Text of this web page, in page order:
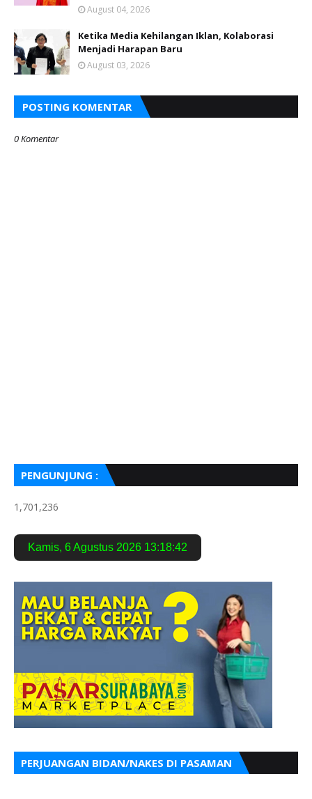
August 04, 2026
Ketika Media Kehilangan Iklan, Kolaborasi
Menjadi Harapan Baru
August 03, 2026
POSTING KOMENTAR
0 Komentar
PENGUNJUNG :
1,701,236
Kamis, 6 Agustus 2026 13:18:43
PERJUANGAN BIDAN/NAKES DI PASAMAN